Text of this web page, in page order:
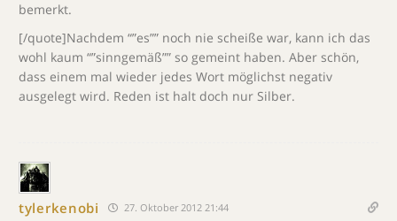
bemerkt.
[/quote]Nachdem “”es”” noch nie scheiße war, kann ich das
wohl kaum “”sinngemäß”” so gemeint haben. Aber schön,
dass einem mal wieder jedes Wort möglichst negativ
ausgelegt wird. Reden ist halt doch nur Silber.
tylerkenobi 27. Oktober 2012 21:44